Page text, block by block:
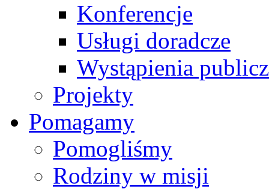
Konferencje
Usługi doradcze
Wystąpienia
Projekty
Pomagamy
Pomogliśmy
Rodziny w misji